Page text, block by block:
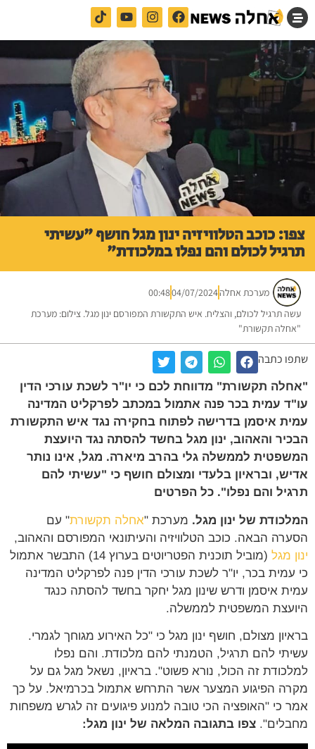
צפו: כוכב הטלוויזיה ינון מגל חושף "עשיתי
תרגיל לכולם והם נפלו במלכודת"
מערכת אחלה04/07/2024
00:48
עשה תרגיל לכולם, והצליח. איש התקשורת המפורסם ינון מגל. צילום: מערכת
"אחלה תקשורת"
שתפו כתבה
"אחלה תקשורת" מדווחת לכם כי יו"ר לשכת עורכי הדין
עו"ד עמית בכר פנה אתמול במכתב לפרקליט המדינה
עמית איסמן בדרישה לפתוח בחקירה נגד איש התקשורת
הבכיר והאהוב, ינון מגל בחשד להסתה נגד היועצת
המשפטית לממשלה גלי בהרב מיארה. מגל, אינו נותר
אדיש, ובראיון בלעדי ומצולם חושף כי "עשיתי להם
תרגיל והם נפלו". כל הפרטים
המלכודת של ינון מגל. מערכת "אחלה תקשורת" עם
הסערה הבאה. כוכב הטלוויזיה והעיתונאי המפורסם והאהוב,
ינון מגל
(מוביל תוכנית הפטריוטים בערוץ 14) התבשר אתמול
כי עמית בכר, יו"ר לשכת עורכי הדין פנה לפרקליט המדינה
עמית איסמן ודרש שינון מגל יחקר בחשד להסתה כנגד
היועצת המשפטית לממשלה.
בראיון מצולם, חושף ינון מגל כי "כל האירוע מגוחך לגמרי.
עשיתי להם תרגיל, הטמנתי להם מלכודת. והם נפלו
למלכודת זה הכול, נורא פשוט". בראיון, נשאל מגל גם על
מקרה הפיגוע המצער אשר התרחש אתמול בכרמיאל. על כך
אמר כי "האופציה הכי טובה למנוע פיגועים זה לגרש משפחות
מחבלים". צפו בתגובה המלאה של ינון מגל: